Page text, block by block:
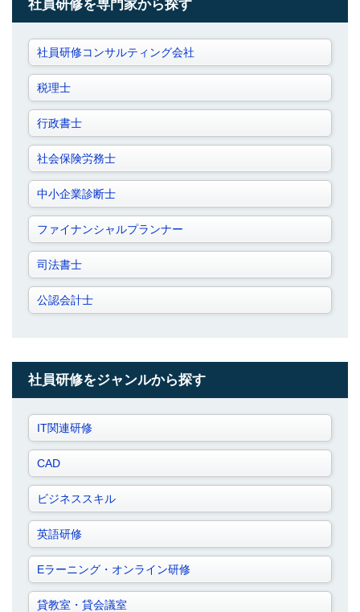
社員研修を専門家から探す
社員研修コンサルティング会社
税理士
行政書士
社会保険労務士
中小企業診断士
ファイナンシャルプランナー
司法書士
公認会計士
社員研修をジャンルから探す
IT関連研修
CAD
ビジネススキル
英語研修
Eラーニング・オンライン研修
貸教室・貸会議室